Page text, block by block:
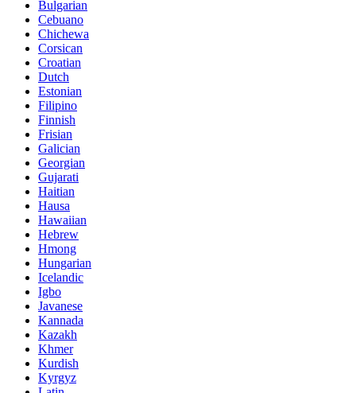
Bulgarian
Cebuano
Chichewa
Corsican
Croatian
Dutch
Estonian
Filipino
Finnish
Frisian
Galician
Georgian
Gujarati
Haitian
Hausa
Hawaiian
Hebrew
Hmong
Hungarian
Icelandic
Igbo
Javanese
Kannada
Kazakh
Khmer
Kurdish
Kyrgyz